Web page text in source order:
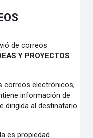
de correos
Y PROYECTOS
correos electrónicos,
información de
dirigida al destinatario
es propiedad